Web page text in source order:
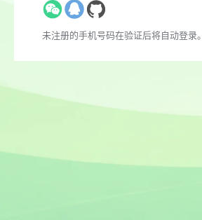
未注册的手机号码在验证后将自动登录。